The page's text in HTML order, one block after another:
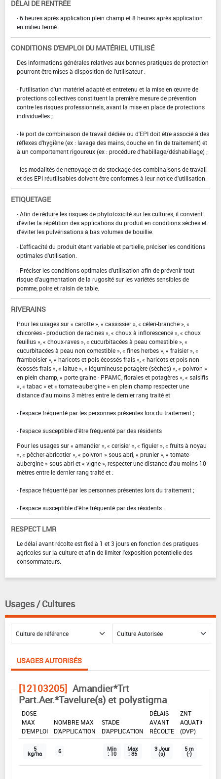
DÉLAI DE RENTRÉE
- 6 heures après application plein champ et 8 heures après application
en milieu fermé.
CONDITIONS D'EMPLOI DU MATÉRIEL UTILISÉ
Des informations générales relatives aux bonnes pratiques de protection
pourront être mises à disposition de l'utilisateur :
- l'utilisation d'un matériel adapté et entretenu et la mise en œuvre de
protections collectives constituent la première mesure de prévention
contre les risques professionnels, avant la mise en place de protections
individuelles ;
- le port de combinaison de travail dédiée ou d'EPI doit être associé à des
réflexes d'hygiène (ex : lavage des mains, douche en fin de traitement) et
à un comportement rigoureux (ex : procédure d'habillage/déshabillage) ;
- les modalités de nettoyage et de stockage des combinaisons de travail
et des EPI réutilisables doivent être conformes à leur notice d'utilisation.
ETIQUETAGE
- Afin de réduire les risques de phytotoxicité sur les cultures, il convient
d'éviter la répétition des applications du produit en conditions sèches et
d'éviter les pulvérisations à bas volumes de bouillie.
- L'efficacité du produit étant variable et partielle, préciser les conditions
optimales d'utilisation.
- Préciser les conditions optimales d'utilisation afin de prévenir tout
risque d'augmentation de la rugosité sur les variétés sensibles de
pomme, poire et raisin de table.
RIVERAINS
Pour les usages sur « carotte », « cassissier », « céleri-branche », «
chicorées - production de racines », « choux à inflorescence », « choux
feuillus », « choux-raves », « cucurbitacées à peau comestible », «
cucurbitacées à peau non comestible », « fines herbes », « fraisier », «
framboisier », « haricots et pois écossés frais », « haricots et pois non
écossés frais », « laitue », « légumineuse potagère (sèches) », « poivron »
en plein champ, « porte graine - PPAMC, florales et potagères », « salsifis
», « tabac » et « tomate-aubergine » en plein champ respecter une
distance d'au moins 3 mètres entre le dernier rang traité et
- l'espace fréquenté par les personnes présentes lors du traitement ;
- l'espace susceptible d'être fréquenté par des résidents
Pour les usages sur « amandier », « cerisier », « figuier », « fruits à noyau
», « pêcher-abricotier », « poivron » sous abri, « prunier », « tomate-
aubergine » sous abri et « vigne », respecter une distance d'au moins 10
mètres entre le dernier rang traité et :
- l'espace fréquenté par les personnes présentes lors du traitement ;
- l'espace susceptible d'être fréquenté par des résidents.
RESPECT LMR
Le délai avant récolte est fixé à 1 et 3 jours en fonction des pratiques
agricoles sur la culture et afin de limiter l'exposition potentielle des
consommateurs.
Usages / Cultures
USAGES AUTORISÉS
[12103205] Amandier*Trt
Part.Aer.*Tavelure(s) et polystigma
DOSE
MAX
D'EMPLOI
NOMBRE MAX
D'APPLICATION
STADE
D'APPLICATION
DÉLAIS
AVANT
RÉCOLTE
ZNT
AQUATIQUE
(DVP)
5
kg/ha 6 Min
: 10
Max
: 85
3 Jour
(s)
5 m
(-)